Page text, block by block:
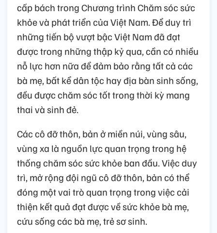
cấp bách trong Chương trình Chăm sóc sức
khỏe và phát triển của Việt Nam. Để duy trì
những tiến bộ vượt bậc Việt Nam đã đạt
được trong những thập kỷ qua, cần có nhiều
nỗ lực hơn nữa để đảm bảo rằng tất cả các
bà mẹ, bất kể dân tộc hay địa bàn sinh sống,
đều được chăm sóc tốt trong thời kỳ mang
thai và sinh đẻ.
Các cô đỡ thôn, bản ở miền núi, vùng sâu,
vùng xa là nguồn lực quan trọng trong hệ
thống chăm sóc sức khỏe ban đầu. Việc duy
trì, mở rộng đội ngũ cô đỡ thôn, bản có thể
đóng một vai trò quan trọng trong việc cải
thiện kết quả đạt được về sức khỏe bà mẹ,
cứu sống các bà mẹ, trẻ sơ sinh.